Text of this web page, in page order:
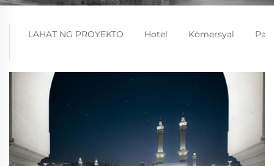
LAHAT NG PROYEKTO Hotel Komersyal